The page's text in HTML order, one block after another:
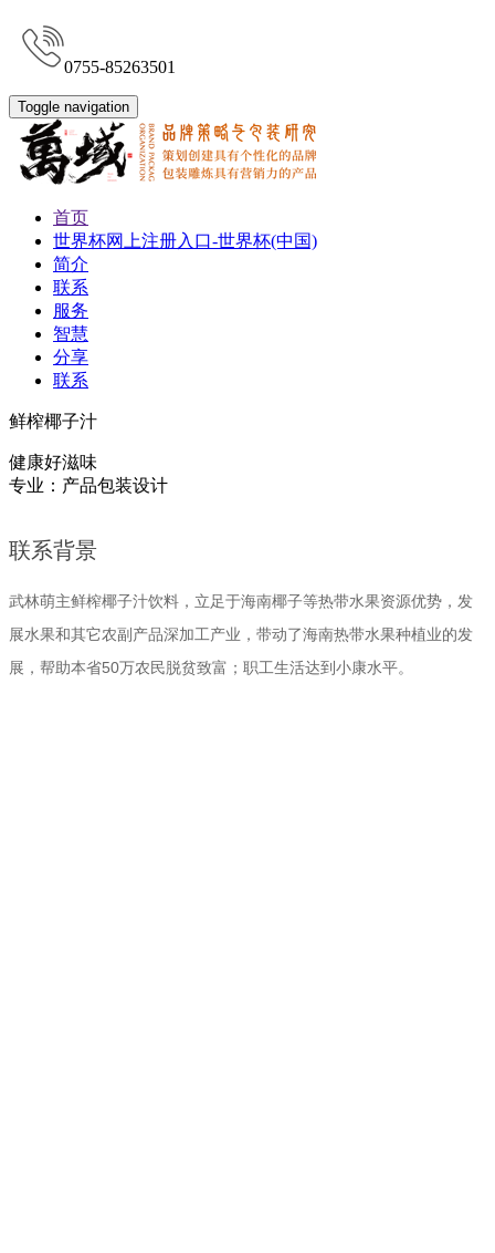
0755-85263501
Toggle navigation
首页
世界杯网上注册入口-世界杯(中国)
简介
联系
服务
智慧
分享
联系
鲜榨椰子汁
健康好滋味
专业：产品包装设计
联系背景
武林萌主鲜榨椰子汁饮料，立足于海南椰子等热带水果资源优势，发
展水果和其它农副产品深加工产业，带动了海南热带水果种植业的发
展，帮助本省50万农民脱贫致富；职工生活达到小康水平。